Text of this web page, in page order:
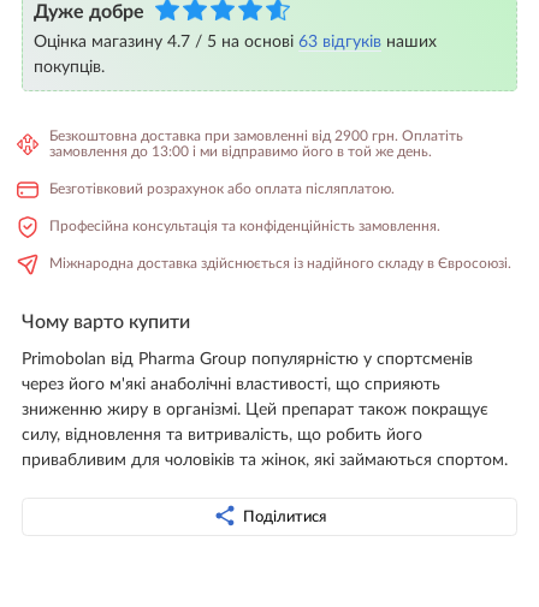
Дуже добре
Оцінка магазину 4.7 / 5 на основі 63 відгуків наших
покупців.
Безкоштовна доставка при замовленні від 2900 грн. Оплатіть
замовлення до 13:00 і ми відправимо його в той же день.
Безготівковий розрахунок або оплата післяплатою.
Професійна консультація та конфіденційність замовлення.
Міжнародна доставка здійснюється із надійного складу в Євросоюзі.
Чому варто купити
Primobolan від Pharma Group популярністю у спортсменів
через його м'які анаболічні властивості, що сприяють
зниженню жиру в організмі. Цей препарат також покращує
силу, відновлення та витривалість, що робить його
привабливим для чоловіків та жінок, які займаються спортом.
Поділитися